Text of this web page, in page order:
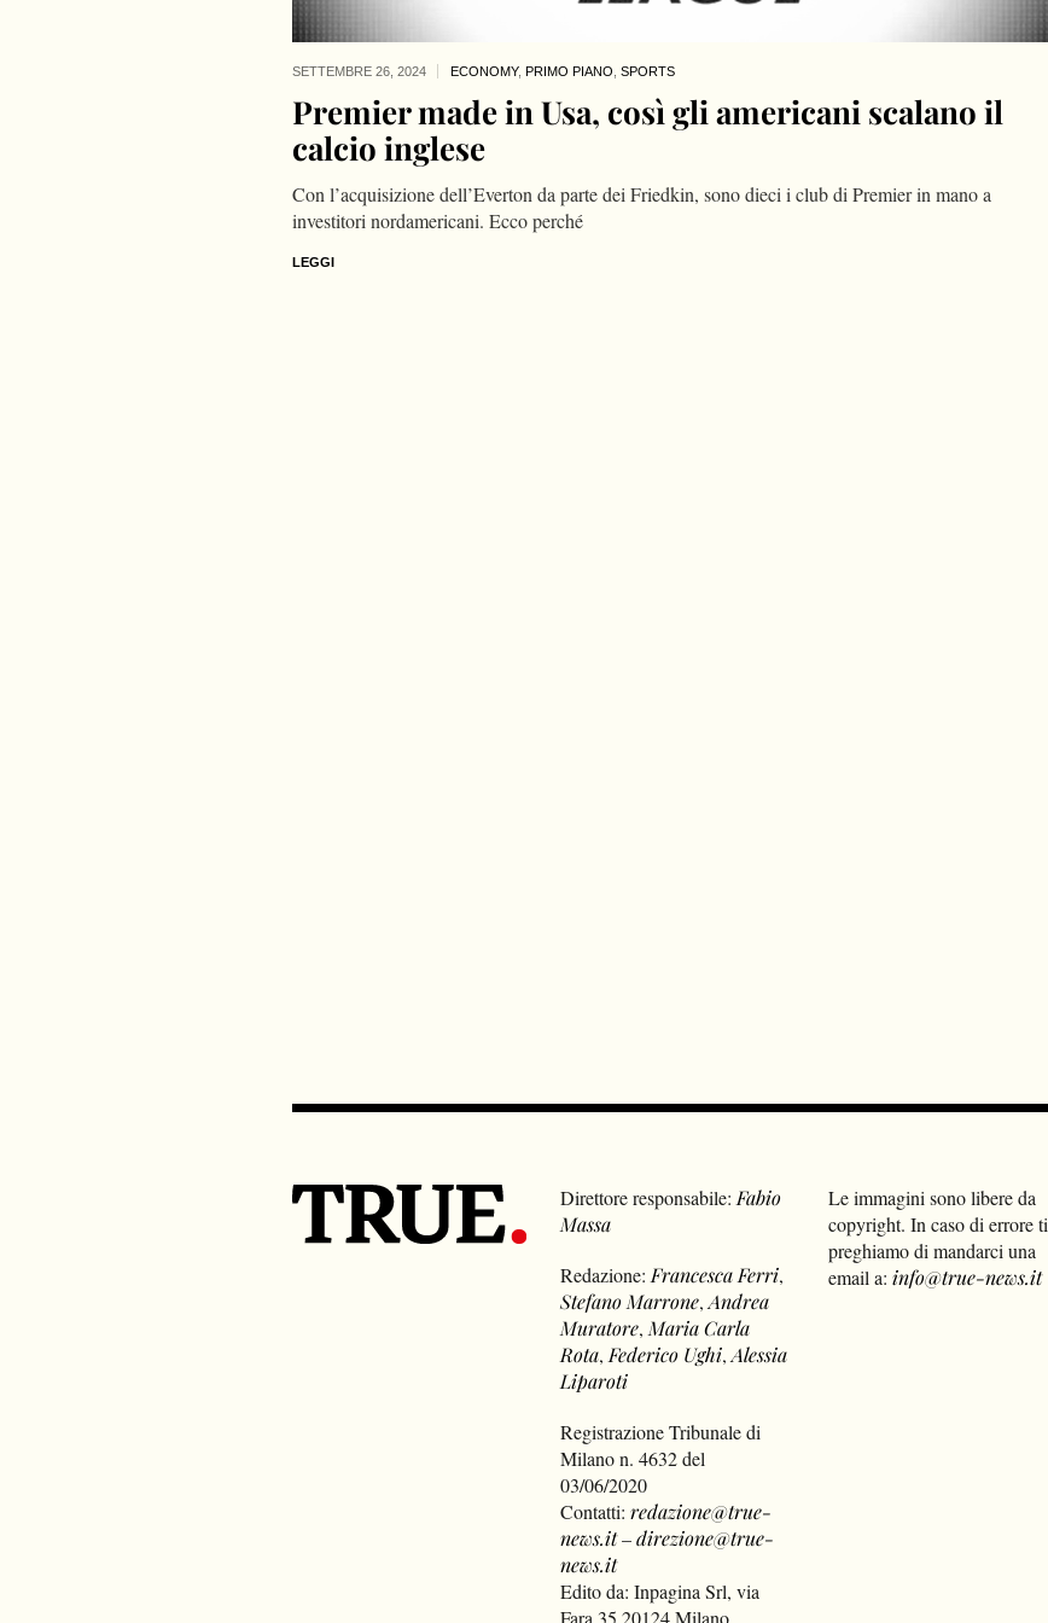
SETTEMBRE 26, 2024 ECONOMY, PRIMO PIANO, SPORTS
Premier made in Usa, così gli americani scalano il
calcio inglese
Con l’acquisizione dell’Everton da parte dei Friedkin, sono dieci i club di Premier in mano a
investitori nordamericani. Ecco perché
LEGGI
Direttore responsabile: Fabio
Massa
Redazione: Francesca Ferri,
Stefano Marrone,Andrea
Muratore, Maria Carla
Rota, Federico Ughi,Alessia
Liparoti
Registrazione Tribunale di
Milano n. 4632 del
03/06/2020
Contatti:redazione@true-
news.it–direzione@true-
news.it
Edito da: Inpagina Srl, via
Fara 35 20124 Milano
Le immagini sono libere da
copyright. In caso di errore ti
preghiamo di mandarci una
email a: info@true-news.it